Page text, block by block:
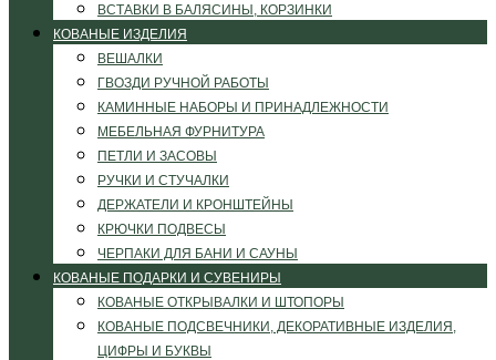
ВСТАВКИ В БАЛЯСИНЫ, КОРЗИНКИ
КОВАНЫЕ ИЗДЕЛИЯ
ВЕШАЛКИ
ГВОЗДИ РУЧНОЙ РАБОТЫ
КАМИННЫЕ НАБОРЫ И ПРИНАДЛЕЖНОСТИ
МЕБЕЛЬНАЯ ФУРНИТУРА
ПЕТЛИ И ЗАСОВЫ
РУЧКИ И СТУЧАЛКИ
ДЕРЖАТЕЛИ И КРОНШТЕЙНЫ
КРЮЧКИ ПОДВЕСЫ
ЧЕРПАКИ ДЛЯ БАНИ И САУНЫ
КОВАНЫЕ ПОДАРКИ И СУВЕНИРЫ
КОВАНЫЕ ОТКРЫВАЛКИ И ШТОПОРЫ
КОВАНЫЕ ПОДСВЕЧНИКИ, ДЕКОРАТИВНЫЕ ИЗДЕЛИЯ,
ЦИФРЫ И БУКВЫ